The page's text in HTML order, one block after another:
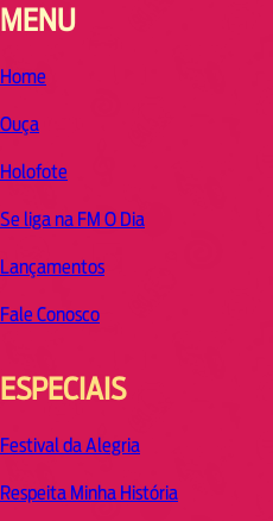
MENU
Home
Ouça
Holofote
Se liga na FM O Dia
Lançamentos
Fale Conosco
ESPECIAIS
Festival da Alegria
Respeita Minha História